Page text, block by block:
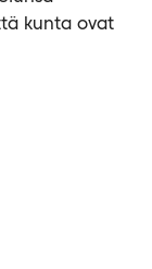
kunta ovat